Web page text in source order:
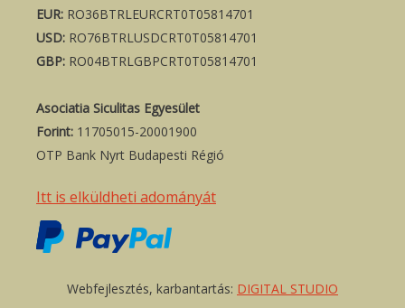
EUR: RO36BTRLEURCRT0T05814701
USD: RO76BTRLUSDCRT0T05814701
GBP: RO04BTRLGBPCRT0T05814701
Asociatia Siculitas Egyesület
Forint: 11705015-20001900
OTP Bank Nyrt Budapesti Régió
Itt is elküldheti adományát
Webfejlesztés, karbantartás: DIGITAL STUDIO